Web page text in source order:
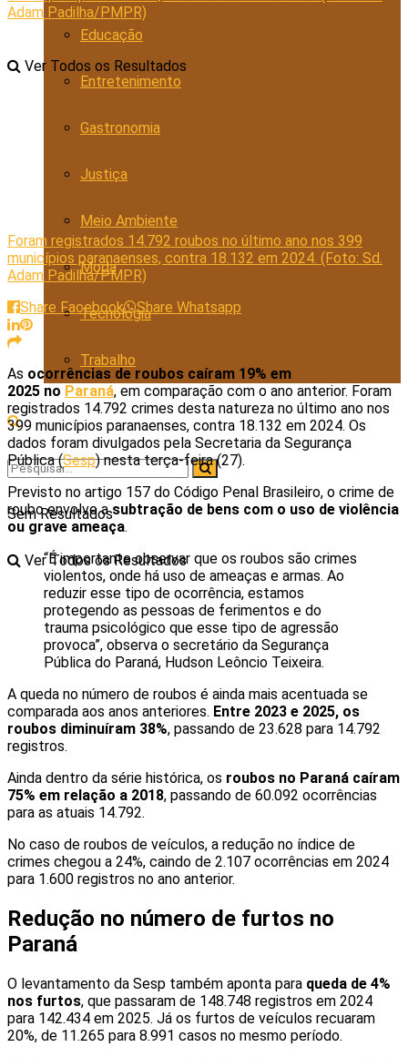
Educação
Entretenimento
Gastronomia
Justiça
Meio Ambiente
Moda
Tecnologia
Trabalho
Sem Resultados
Ver Todos os Resultados
Ver Todos os Resultados
Foram registrados 14.792 roubos no último ano nos 399
municípios paranaenses, contra 18.132 em 2024. (Foto: Sd.
Adam Padilha/PMPR)
Share Facebook
Share Whatsapp
As ocorrências de roubos caíram 19% em
2025 no Paraná, em comparação com o ano anterior. Foram
registrados 14.792 crimes desta natureza no último ano nos
399 municípios paranaenses, contra 18.132 em 2024. Os
dados foram divulgados pela Secretaria da Segurança
Pública (Sesp) nesta terça-feira (27).
Previsto no artigo 157 do Código Penal Brasileiro, o crime de
roubo envolve asubtração de bens com o uso de violência
ou grave ameaça.
“É importante observar que os roubos são crimes
violentos, onde há uso de ameaças e armas. Ao
reduzir esse tipo de ocorrência, estamos
protegendo as pessoas de ferimentos e do
trauma psicológico que esse tipo de agressão
provoca”, observa o secretário da Segurança
Pública do Paraná, Hudson Leôncio Teixeira.
A queda no número de roubos é ainda mais acentuada se
comparada aos anos anteriores. Entre 2023 e 2025, os
roubos diminuíram 38%, passando de 23.628 para 14.792
registros.
Ainda dentro da série histórica, os roubos no Paraná caíram
75% em relação a 2018, passando de 60.092 ocorrências
para as atuais 14.792.
No caso de roubos de veículos, a redução no índice de
crimes chegou a 24%, caindo de 2.107 ocorrências em 2024
para 1.600 registros no ano anterior.
Redução no número de furtos no
Paraná
O levantamento da Sesp também aponta para queda de 4%
nos furtos, que passaram de 148.748 registros em 2024
para 142.434 em 2025. Já os furtos de veículos recuaram
20%, de 11.265 para 8.991 casos no mesmo período.